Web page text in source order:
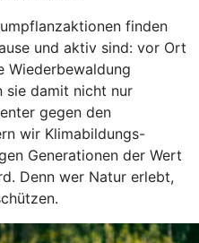
finden
und aktiv sind: vor Ort
Wiederbewaldung
sie damit nicht nur
gegen den
wir Klimabildungs-
Generationen der Wert
Denn wer Natur erlebt,